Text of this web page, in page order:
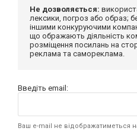
Не дозволяється:
лексики, погроз або образ;
іншими конкуруючими
що ображають діяльність
розміщення посилань на
реклама та самореклама.
Введіть email:
Ваш e-mail не відображатиметься